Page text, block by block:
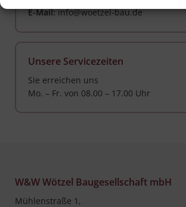
E-Mail:info@woetzel-bau.de
Unsere Servicezeiten
Sie erreichen uns
Mo. – Fr. von 08.00 – 17.00 Uhr
W&W Wötzel Baugesellschaft mbH
Mühlenstraße 1,